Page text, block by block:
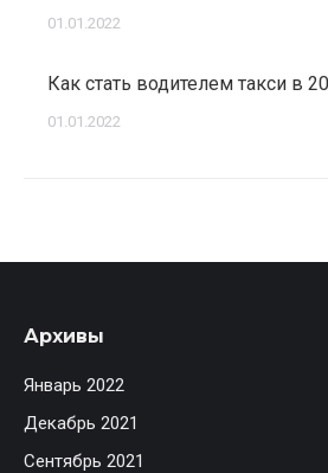
01.01.2022
Как стать водителем такси в
01.01.2022
Архивы
Январь 2022
Декабрь 2021
Сентябрь 2021